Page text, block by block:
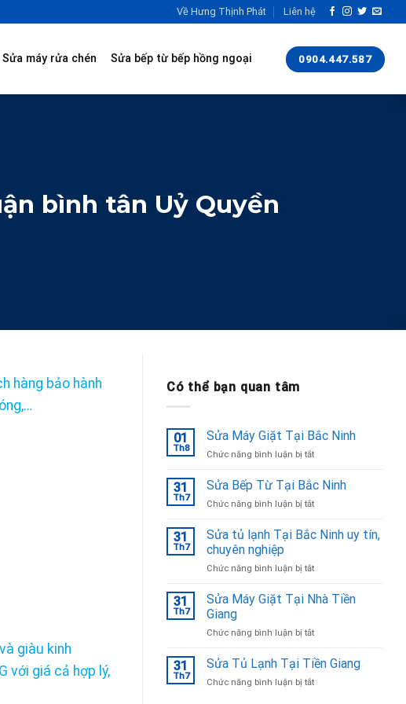
Về Hưng Thịnh Phát Liên hệ
Sửa máy rửa chén Sửa bếp từ bếp hồng ngoại 0904.447.587
bình tân Uỷ Quyền
hàng bảo hành
giàu kinh
với giá cả hợp lý,
Có thể bạn quan tâm
01
Th8
Sửa Máy Giặt Tại Bắc Ninh
Chức năng bình luận bị tắtở
Máy
Tại
Ninh
31
Th7
Sửa Bếp Từ Tại Bắc Ninh
Chức năng bình luận bị tắtở
Bếp
Bắc
31
Th7
Sửa tủ lạnh Tại Bắc Ninh uy tín,
chuyên nghiệp
Chức năng bình luận bị tắtở
tủ
Bắc
uy
chuyên
31
Th7
Sửa Máy Giặt Tại Nhà Tiền
Giang
Chức năng bình luận bị tắtở
Máy
Giặt
Tại
31
Th7
Sửa Tủ Lạnh Tại Tiền Giang
Chức năng bình luận bị tắtở